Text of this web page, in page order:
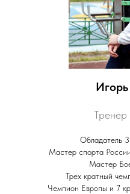
Тренер
Обладатель
Мастер спорта
Мастер
Трех кратный
Чемпион Европы и 7